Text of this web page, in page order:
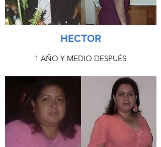
HECTOR
1 AÑO Y MEDIO DESPUÉS